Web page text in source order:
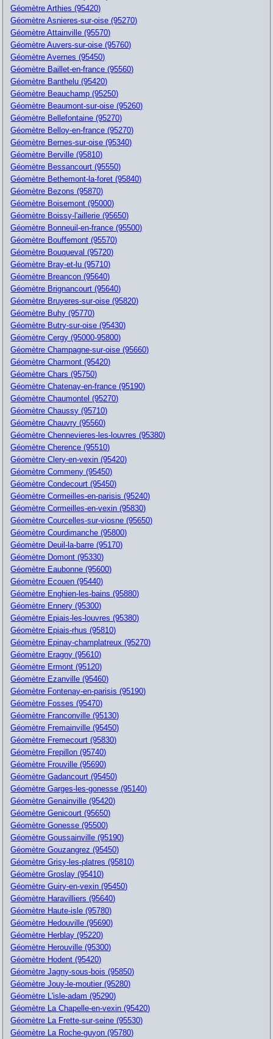
Géomètre Arthies (95420)
Géomètre Asnieres-sur-oise (95270)
Géomètre Attainville (95570)
Géomètre Auvers-sur-oise (95760)
Géomètre Avernes (95450)
Géomètre Baillet-en-france (95560)
Géomètre Banthelu (95420)
Géomètre Beauchamp (95250)
Géomètre Beaumont-sur-oise (95260)
Géomètre Bellefontaine (95270)
Géomètre Belloy-en-france (95270)
Géomètre Bernes-sur-oise (95340)
Géomètre Berville (95810)
Géomètre Bessancourt (95550)
Géomètre Bethemont-la-foret (95840)
Géomètre Bezons (95870)
Géomètre Boisemont (95000)
Géomètre Boissy-l'aillerie (95650)
Géomètre Bonneuil-en-france (95500)
Géomètre Bouffemont (95570)
Géomètre Bouqueval (95720)
Géomètre Bray-et-lu (95710)
Géomètre Breancon (95640)
Géomètre Brignancourt (95640)
Géomètre Bruyeres-sur-oise (95820)
Géomètre Buhy (95770)
Géomètre Butry-sur-oise (95430)
Géomètre Cergy (95000-95800)
Géomètre Champagne-sur-oise (95660)
Géomètre Charmont (95420)
Géomètre Chars (95750)
Géomètre Chatenay-en-france (95190)
Géomètre Chaumontel (95270)
Géomètre Chaussy (95710)
Géomètre Chauvry (95560)
Géomètre Chennevieres-les-louvres (95380)
Géomètre Cherence (95510)
Géomètre Clery-en-vexin (95420)
Géomètre Commeny (95450)
Géomètre Condecourt (95450)
Géomètre Cormeilles-en-parisis (95240)
Géomètre Cormeilles-en-vexin (95830)
Géomètre Courcelles-sur-viosne (95650)
Géomètre Courdimanche (95800)
Géomètre Deuil-la-barre (95170)
Géomètre Domont (95330)
Géomètre Eaubonne (95600)
Géomètre Ecouen (95440)
Géomètre Enghien-les-bains (95880)
Géomètre Ennery (95300)
Géomètre Epiais-les-louvres (95380)
Géomètre Epiais-rhus (95810)
Géomètre Epinay-champlatreux (95270)
Géomètre Eragny (95610)
Géomètre Ermont (95120)
Géomètre Ezanville (95460)
Géomètre Fontenay-en-parisis (95190)
Géomètre Fosses (95470)
Géomètre Franconville (95130)
Géomètre Fremainville (95450)
Géomètre Fremecourt (95830)
Géomètre Frepillon (95740)
Géomètre Frouville (95690)
Géomètre Gadancourt (95450)
Géomètre Garges-les-gonesse (95140)
Géomètre Genainville (95420)
Géomètre Genicourt (95650)
Géomètre Gonesse (95500)
Géomètre Goussainville (95190)
Géomètre Gouzangrez (95450)
Géomètre Grisy-les-platres (95810)
Géomètre Groslay (95410)
Géomètre Guiry-en-vexin (95450)
Géomètre Haravilliers (95640)
Géomètre Haute-isle (95780)
Géomètre Hedouville (95690)
Géomètre Herblay (95220)
Géomètre Herouville (95300)
Géomètre Hodent (95420)
Géomètre Jagny-sous-bois (95850)
Géomètre Jouy-le-moutier (95280)
Géomètre L'isle-adam (95290)
Géomètre La Chapelle-en-vexin (95420)
Géomètre La Frette-sur-seine (95530)
Géomètre La Roche-guyon (95780)